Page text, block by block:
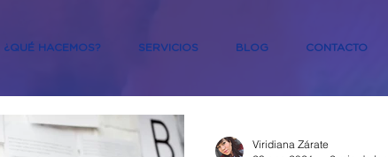
¿QUÉ HACEMOS? SERVICIOS BLOG CONTACTO
Viridiana Zárate